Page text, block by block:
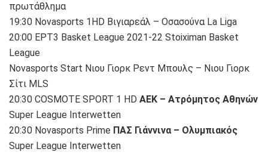
πρωτάθλημα
19:30 Novasports 1HD Βιγιαρεάλ – Οσασούνα La Liga
20:00 ΕΡΤ3 Basket League 2021-22 Stoiximan Basket
League
Novasports Start Νιου Γιορκ Ρεντ Μπουλς – Νιου Γιορκ
Σίτι MLS
20:30 COSMOTE SPORT 1 HD ΑΕΚ – Ατρόμητος Αθηνών
Super League Interwetten
20:30 Novasports Prime ΠΑΣ Γιάννινα – Ολυμπιακός
Super League Interwetten